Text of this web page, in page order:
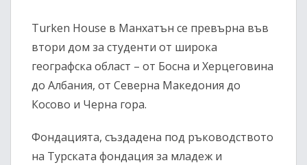
Turken House в Манхатън се превърна във
втори дом за студенти от широка
географска област – от Босна и Херцеговина
до Албания, от Северна Македония до
Косово и Черна гора.
Фондацията, създадена под ръководството
на Турската фондация за младеж и